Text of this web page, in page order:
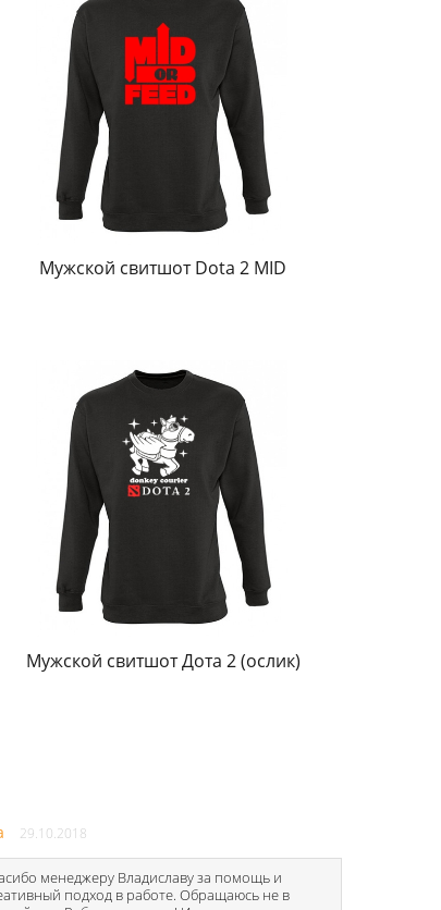
Мужской свитшот Dota 2 MID
Мужской свитшот Дота 2 (ослик)
29.10.2018
менеджеру Владиславу за помощь и
подход в работе. Обращаюсь не в